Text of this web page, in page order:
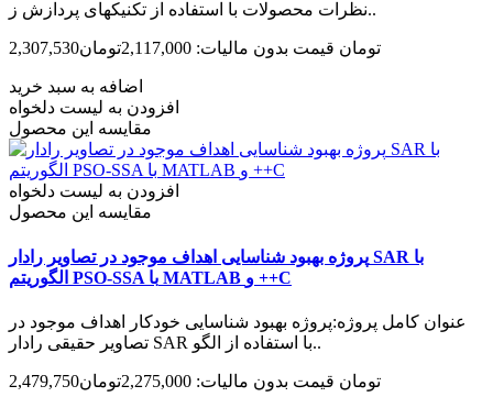
نظرات محصولات با استفاده از تکنیکهای پردازش ز..
2,307,530تومان قیمت بدون مالیات: 2,117,000تومان
اضافه به سبد خرید
افزودن به لیست دلخواه
مقایسه این محصول
افزودن به لیست دلخواه
مقایسه این محصول
پروژه بهبود شناسایی اهداف موجود در تصاویر رادار SAR با
الگوریتم PSO-SSA با MATLAB و ++C
عنوان کامل پروژه:پروژه بهبود شناسایی خودکار اهداف موجود در
تصاویر حقیقی رادار SAR با استفاده از الگو..
2,479,750تومان قیمت بدون مالیات: 2,275,000تومان